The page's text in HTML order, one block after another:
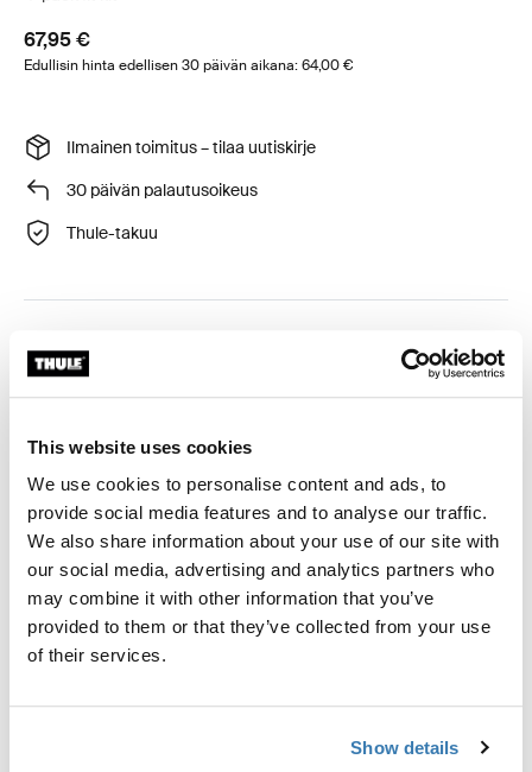
This website uses cookies
We use cookies to personalise content and ads, to
provide social media features and to analyse our traffic.
We also share information about your use of our site with
our social media, advertising and analytics partners who
may combine it with other information that you’ve
provided to them or that they’ve collected from your use
of their services.
Show details
67,95 €
Edullisin hinta edellisen 30 päivän aikana: 64,00 €
Ilmainen toimitus – tilaa uutiskirje
30 päivän palautusoikeus
Thule-takuu
Asennussarja, jonka avulla kattoteline asennetaan
täydellisen sopivasti tiettyyn autoon.
Toggle techspec
Tekniset tiedot
Toggle guides and instructions
Ohjeet
Arvostelut